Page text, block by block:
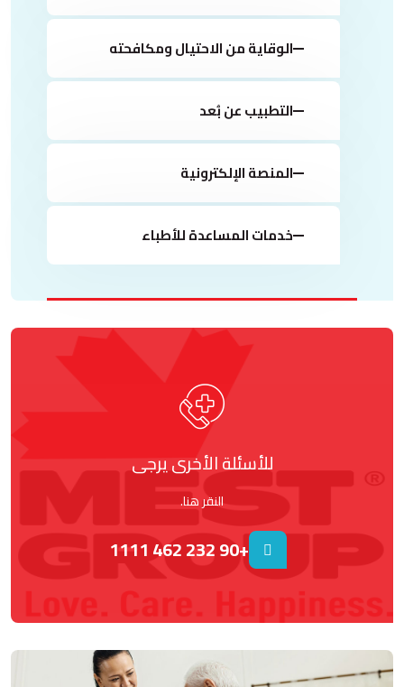
الوقاية من الاحتيال ومكافحته
التطبيب عن بُعد
المنصة الإلكترونية
خدمات المساعدة للأطباء
للأسئلة الأخرى يرجى
النقر هنا.
+90 232 462 1111